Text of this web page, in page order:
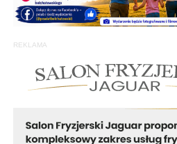
REKLAMA